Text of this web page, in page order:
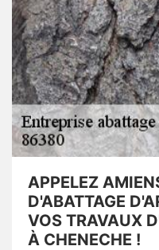
APPELEZ
D'ABATTAGE
VOS TRAVAUX
À CHENECHE !